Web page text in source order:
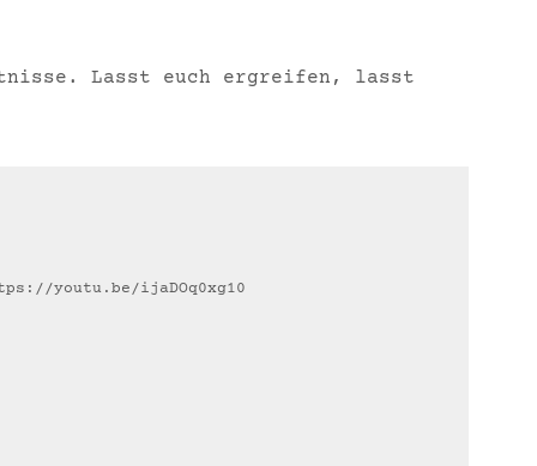
Lasst euch ergreifen, lasst
https://youtu.be/ijaDOq0xg10